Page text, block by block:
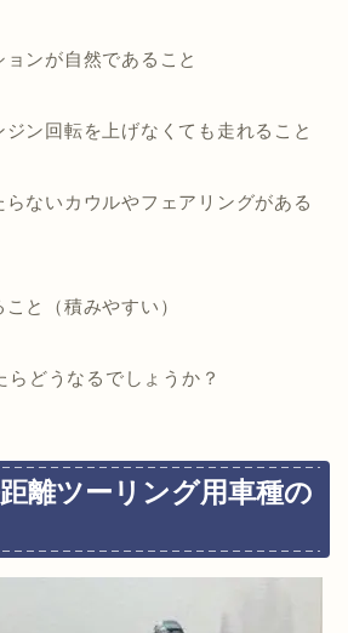
ンが自然であること
ン回転を上げなくても走れること
ないカウルやフェアリングがある
と（積みやすい）
らどうなるでしょうか？
離ツーリング用車種の